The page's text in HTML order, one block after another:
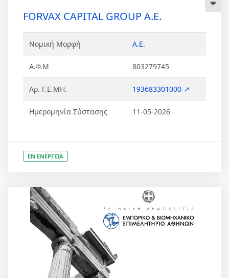
FORVAX CAPITAL GROUP Α.Ε.
Νομική Μορφή Α.Ε.
Α.Φ.Μ 803279745
Αρ. Γ.Ε.ΜΗ. 193683301000 ↗
Ημερομηνία Σύστασης 11-05-2026
ΕΝ ΕΝΕΡΓΕΙΑ